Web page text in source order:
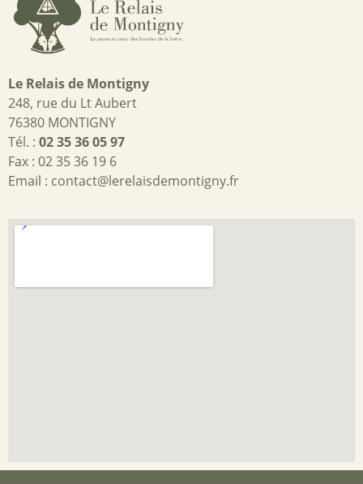
Le Relais de Montigny
248, rue du Lt Aubert
76380 MONTIGNY
Tél. : 02 35 36 05 97
Fax : 02 35 36 19 6
Email : contact@lerelaisdemontigny.fr